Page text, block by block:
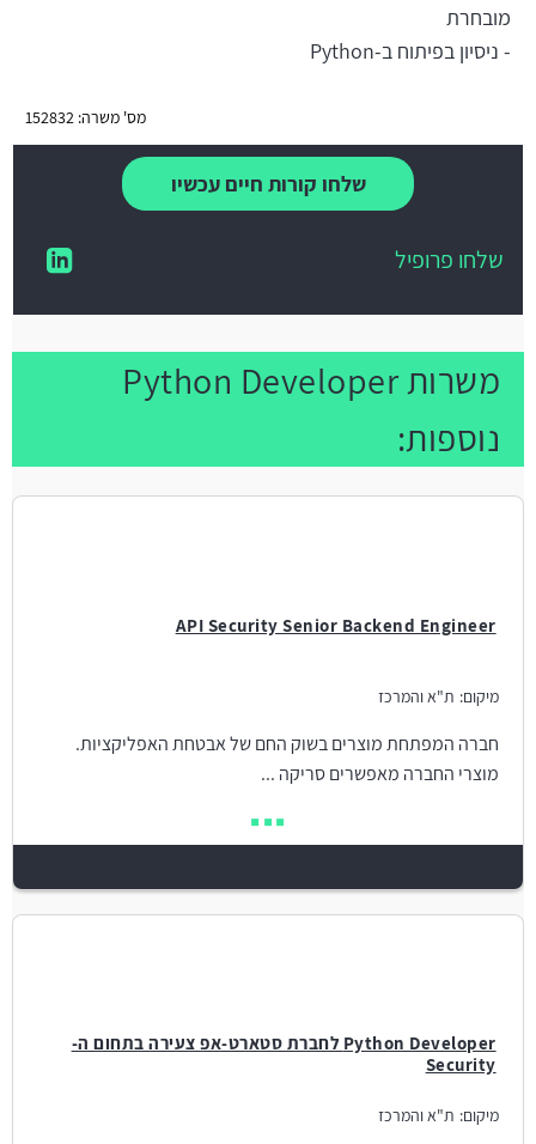
מובחרת
- ניסיון בפיתוח ב-Python
מס' משרה: 152832
שלחו קורות חיים עכשיו
שלחו פרופיל
משרות Python Developer
נוספות:
API Security Senior Backend Engineer
מיקום: ת"א והמרכז
חברה המפתחת מוצרים בשוק החם של אבטחת האפליקציות.
מוצרי החברה מאפשרים סריקה ...
Python Developer לחברת סטארט-אפ צעירה בתחום ה-
Security
מיקום: ת"א והמרכז